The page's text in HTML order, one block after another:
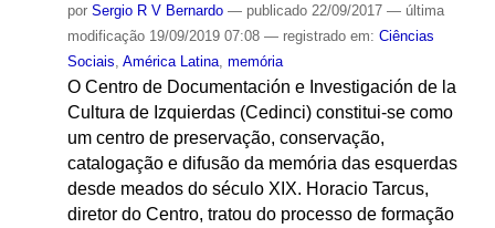
por Sergio R V Bernardo — publicado22/09/2017 — última
modificação19/09/2019 07:08 — registrado em: Ciências
Sociais América Latina, memória
O Centro de Documentación e Investigación de la
Cultura de Izquierdas (Cedinci) constitui-se como
um centro de preservação, conservação,
catalogação e difusão da memória das esquerdas
desde meados do século XIX. Horacio Tarcus,
diretor do Centro, tratou do processo de formação